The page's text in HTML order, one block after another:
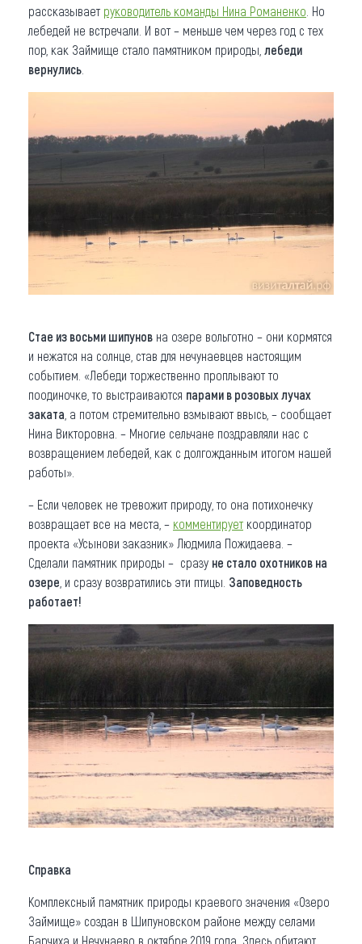
рассказывает руководитель команды Нина Романенко . Но
лебедей не встречали. И вот – меньше чем через год с тех
пор, как Займище стало памятником природы, лебеди
вернулись
Стае из восьми шипунов на озере вольготно – они кормятся
и нежатся на солнце, став для нечунаевцев настоящим
событием. «Лебеди торжественно проплывают то
поодиночке, то выстраиваются парами в розовых лучах
заката , а потом стремительно взмывают ввысь, – сообщает
Нина Викторовна. – Многие сельчане поздравляли нас с
возвращением лебедей, как с долгожданным итогом нашей
работы».
– Если человек не тревожит природу, то она потихонечку
возвращает все на места, – комментирует координатор
проекта «Усынови заказник» Людмила Пожидаева. –
Сделали памятник природы – сразу не стало охотников на
озере , и сразу возвратились эти птицы. Заповедность
работает!
Справка
Комплексный памятник природы краевого значения «Озеро
Займище» создан в Шипуновском районе между селами
Барчиха и Нечунаево в октябре 2019 года. Здесь обитают